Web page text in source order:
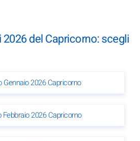
del Capricorno: scegli
Gennaio 2026 Capricorno
Febbraio 2026 Capricorno